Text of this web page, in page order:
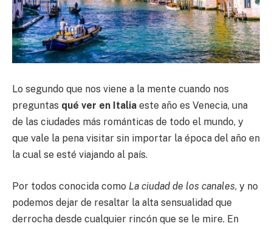
Lo segundo que nos viene a la mente cuando nos
preguntas qué ver en Italia este año es Venecia, una
de las ciudades más románticas de todo el mundo, y
que vale la pena visitar sin importar la época del año en
la cual se esté viajando al país.
Por todos conocida como La ciudad de los canales, y no
podemos dejar de resaltar la alta sensualidad que
derrocha desde cualquier rincón que se le mire. En